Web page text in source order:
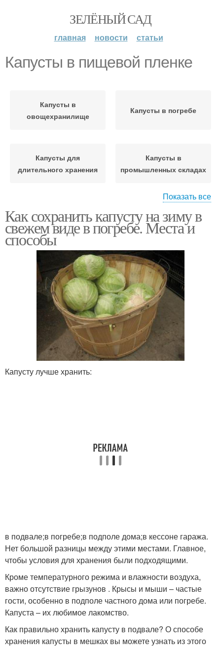
ЗЕЛЁНЫЙ САД
главная новости статьи
Капусты в пищевой пленке
Капусты в
овощехранилище
Капусты в погребе
Капусты для
длительного хранения
Капусты в
промышленных складах
Капусты на зиму
Показать все
Как сохранить капусту на зиму в
свежем виде в погребе. Места и
способы
Капусту лучше хранить:
в подвале;в погребе;в подполе дома;в кессоне гаража.
Нет большой разницы между этими местами. Главное,
чтобы условия для хранения были подходящими.
Кроме температурного режима и влажности воздуха,
важно отсутствие грызунов . Крысы и мыши – частые
гости, особенно в подполе частного дома или погребе.
Капуста – их любимое лакомство.
Как правильно хранить капусту в подвале? О способе
хранения капусты в мешках вы можете узнать из этого